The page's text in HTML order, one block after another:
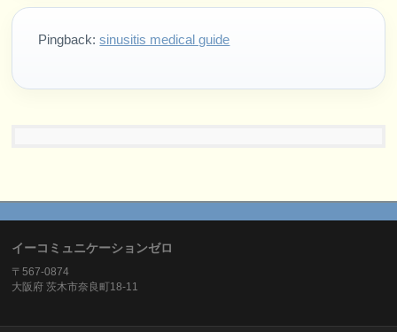
Pingback:sinusitis medical guide
イーコミュニケーションゼロ
〒567-0874
大阪府 茨木市奈良町18-11